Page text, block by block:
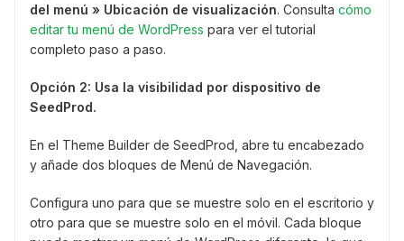
del menú » Ubicación de visualización. Consulta cómo
editar tu menú de WordPress para ver el tutorial
completo paso a paso.
Opción 2: Usa la visibilidad por dispositivo de
SeedProd.
En el Theme Builder de SeedProd, abre tu encabezado
y añade dos bloques de Menú de Navegación.
Configura uno para que se muestre solo en el escritorio y
otro para que se muestre solo en el móvil. Cada bloque